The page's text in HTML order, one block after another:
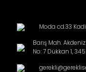
Moda cd.33
Barış Mah.
No: 7 Dükkan 1,